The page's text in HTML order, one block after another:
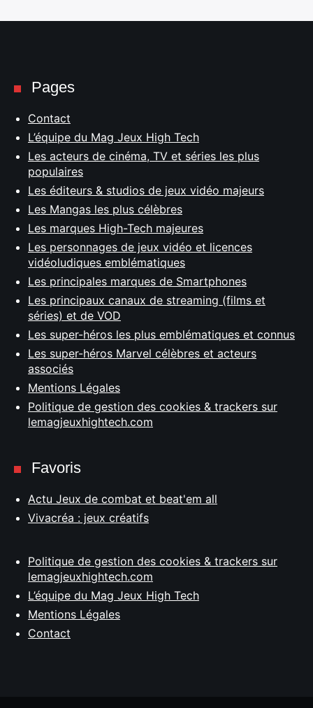
Pages
Contact
L’équipe du Mag Jeux High Tech
Les acteurs de cinéma, TV et séries les plus
populaires
Les éditeurs & studios de jeux vidéo majeurs
Les Mangas les plus célèbres
Les marques High-Tech majeures
Les personnages de jeux vidéo et licences
vidéoludiques emblématiques
Les principales marques de Smartphones
Les principaux canaux de streaming (films et
séries) et de VOD
Les super-héros les plus emblématiques et connus
Les super-héros Marvel célèbres et acteurs
associés
Mentions Légales
Politique de gestion des cookies & trackers sur
lemagjeuxhightech.com
Favoris
Actu Jeux de combat et beat'em all
Vivacréa : jeux créatifs
Politique de gestion des cookies & trackers sur
lemagjeuxhightech.com
L’équipe du Mag Jeux High Tech
Mentions Légales
Contact